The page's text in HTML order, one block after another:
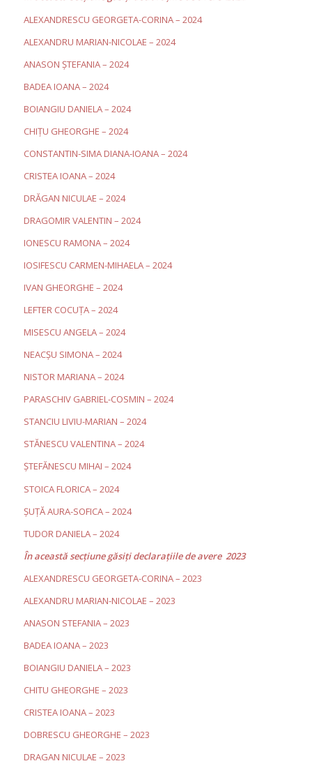
ALEXANDRESCU GEORGETA-CORINA – 2024
ALEXANDRU MARIAN-NICOLAE – 2024
ANASON ȘTEFANIA – 2024
BADEA IOANA – 2024
BOIANGIU DANIELA – 2024
CHIȚU GHEORGHE – 2024
CONSTANTIN-SIMA DIANA-IOANA – 2024
CRISTEA IOANA – 2024
DRĂGAN NICULAE – 2024
DRAGOMIR VALENTIN – 2024
IONESCU RAMONA – 2024
IOSIFESCU CARMEN-MIHAELA – 2024
IVAN GHEORGHE – 2024
LEFTER COCUȚA – 2024
MISESCU ANGELA – 2024
NEACȘU SIMONA – 2024
NISTOR MARIANA – 2024
PARASCHIV GABRIEL-COSMIN – 2024
STANCIU LIVIU-MARIAN – 2024
STĂNESCU VALENTINA – 2024
ȘTEFĂNESCU MIHAI – 2024
STOICA FLORICA – 2024
ȘUȚĂ AURA-SOFICA – 2024
TUDOR DANIELA – 2024
În această secţiune găsiţi declaraţiile de avere 2023
ALEXANDRESCU GEORGETA-CORINA – 2023
ALEXANDRU MARIAN-NICOLAE – 2023
ANASON STEFANIA – 2023
BADEA IOANA – 2023
BOIANGIU DANIELA – 2023
CHITU GHEORGHE – 2023
CRISTEA IOANA – 2023
DOBRESCU GHEORGHE – 2023
DRAGAN NICULAE – 2023